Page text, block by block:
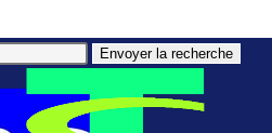
Envoyer la recherche